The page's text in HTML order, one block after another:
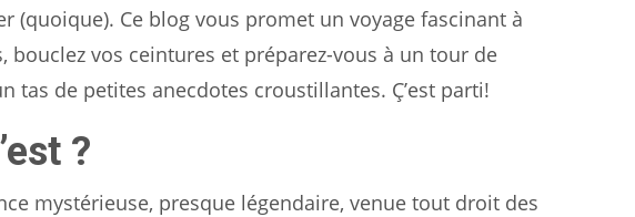
(quoique). Ce blog vous promet un voyage fascinant à
vos ceintures et préparez-vous à un tour de
tas de petites anecdotes croustillantes. Ç’est parti!
?
mystérieuse, presque légendaire, venue tout droit des